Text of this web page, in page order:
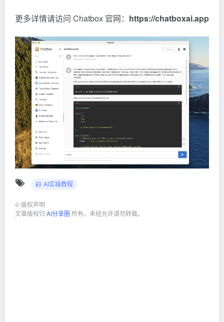
更多详情请访问 Chatbox 官网： https://chatboxai.app
AI实操教程
© 版权声明
文章版权归 AI分享圈 所有，未经允许请勿转载。